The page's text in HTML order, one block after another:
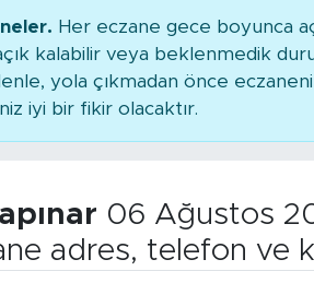
Her eczane gece boyunca
kalabilir veya beklenmedik
yola çıkmadan önce
iyi bir fikir olacaktır.
06 Ağustos
adres, telefon ve